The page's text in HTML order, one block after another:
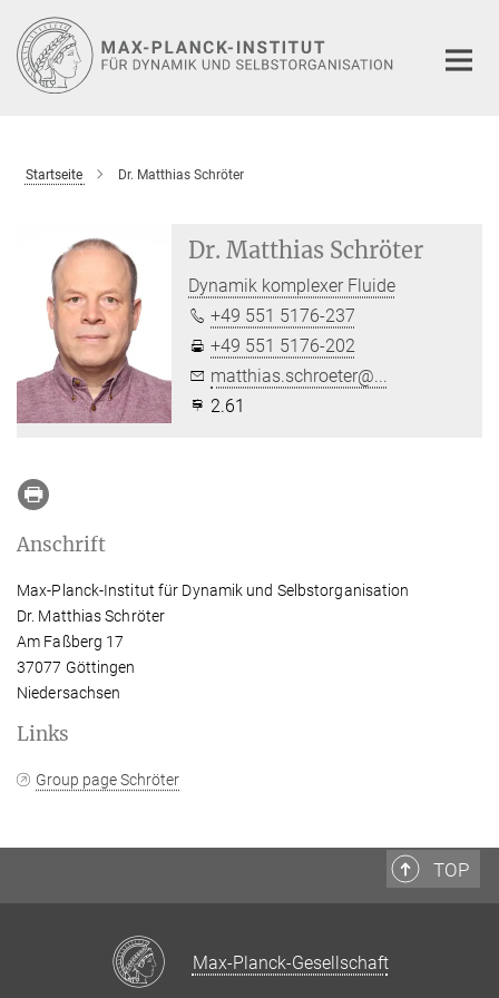
Hauptinhalt
Startseite Dr. Matthias Schröter
Dr. Matthias Schröter
Dynamik komplexer Fluide
+49 551 5176-237
+49 551 5176-202
matthias.schroeter@...
2.61
Anschrift
Max-Planck-Institut für Dynamik und Selbstorganisation
Dr. Matthias Schröter
Am Faßberg 17
37077 Göttingen
Niedersachsen
Links
Group page Schröter
TOP
Max-Planck-Gesellschaft